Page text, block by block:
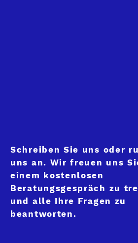
Schreiben Sie uns oder
uns an. Wir freuen uns
einem kostenlosen
Beratungsgespräch zu
und alle Ihre Fragen zu
beantworten.